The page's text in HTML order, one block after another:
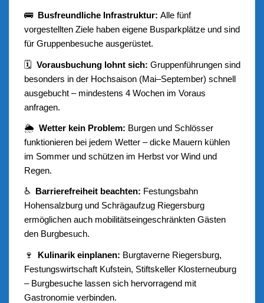
🚌 Busfreundliche Infrastruktur: Alle fünf
vorgestellten Ziele haben eigene Busparkplätze und sind
für Gruppenbesuche ausgerüstet.
🗓️ Vorausbuchung lohnt sich: Gruppenführungen sind
besonders in der Hochsaison (Mai–September) schnell
ausgebucht – mindestens 4 Wochen im Voraus
anfragen.
🌦️ Wetter kein Problem: Burgen und Schlösser
funktionieren bei jedem Wetter – dicke Mauern kühlen
im Sommer und schützen im Herbst vor Wind und
Regen.
♿ Barrierefreiheit beachten: Festungsbahn
Hohensalzburg und Schrägaufzug Riegersburg
ermöglichen auch mobilitätseingeschränkten Gästen
den Burgbesuch.
🍷 Kulinarik einplanen: Burgtaverne Riegersburg,
Festungswirtschaft Kufstein, Stiftskeller Klosterneuburg
– Burgbesuche lassen sich hervorragend mit
Gastronomie verbinden.